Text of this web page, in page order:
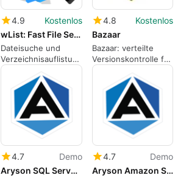
4.9
Kostenlos
wList: Fast File Search, Find/List Files
Dateisuche und
Verzeichnisauflistung
neu gedacht
4.8
Kostenlos
Bazaar
Bazaar: verteilte
Versionskontrolle für
flexible Team-
Workflows
4.7
Demo
Aryson SQL Server Database Migration Tool
4.7
Demo
Aryson Amazon S3 to SharePoint Migration Tool